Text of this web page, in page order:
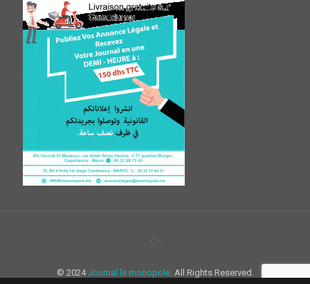
© 2024Journal le monopole. All Rights Reserved.